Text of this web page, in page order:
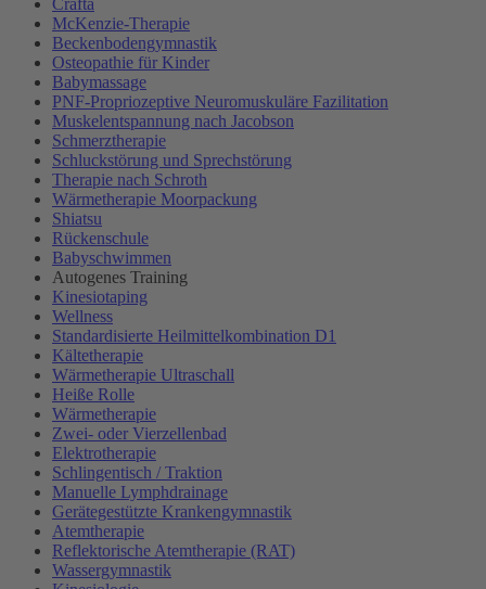
McKenzie-Therapie
Beckenbodengymnastik
Osteopathie für Kinder
Babymassage
PNF-Propriozeptive Neuromuskuläre Fazilitation
Muskelentspannung nach Jacobson
Schmerztherapie
Schluckstörung und Sprechstörung
Therapie nach Schroth
Wärmetherapie Moorpackung
Shiatsu
Rückenschule
Babyschwimmen
Autogenes Training
Kinesiotaping
Wellness
Standardisierte Heilmittelkombination D1
Kältetherapie
Wärmetherapie Ultraschall
Heiße Rolle
Wärmetherapie
Zwei- oder Vierzellenbad
Elektrotherapie
Schlingentisch / Traktion
Manuelle Lymphdrainage
Gerätegestützte Krankengymnastik
Atemtherapie
Reflektorische Atemtherapie (RAT)
Wassergymnastik